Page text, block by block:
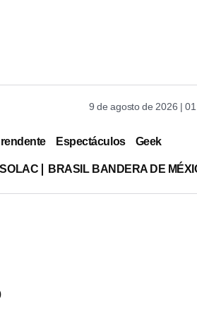
9 de agosto de 2026 |
Espectáculos Geek
BRASIL BANDERA DE